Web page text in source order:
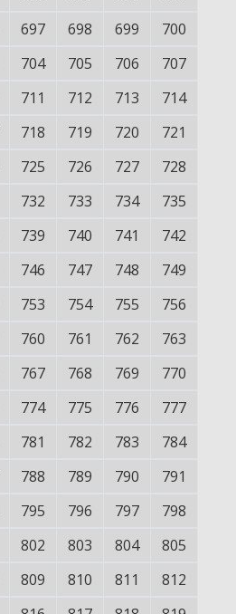
697 698 699
700
704 705 706
707
711 712 713
714
718 719 720
721
725 726 727
728
732 733 734
735
739 740 741
742
746 747 748
749
753 754 755
756
760 761 762
763
767 768 769
770
774 775 776
777
781 782 783
784
788 789 790
791
795 796 797
798
802 803 804
805
809 810 811
812